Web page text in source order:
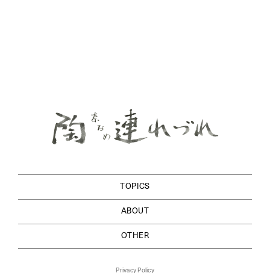
TOPICS
ABOUT
OTHER
Privacy Policy